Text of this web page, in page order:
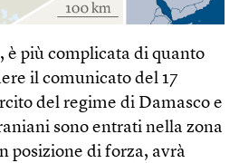
è più complicata di quanto
il comunicato del 17
del regime di Damasco e
sono entrati nella zona
posizione di forza, avrà